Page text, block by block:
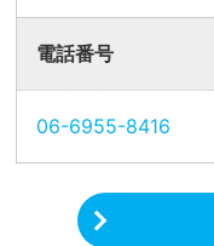
電話番号
06-6955-8416